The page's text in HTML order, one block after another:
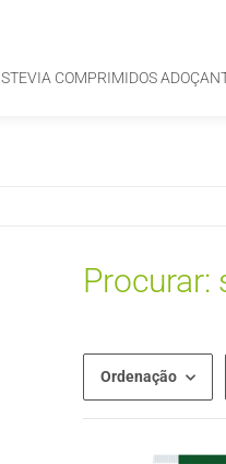
STEVIA COMPRIMIDOS
Procurar:
Ordenação